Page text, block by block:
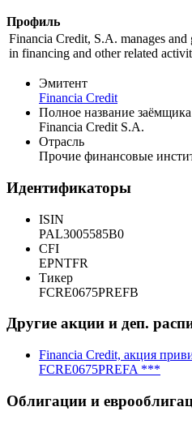
Профиль
Financia Credit, S.A. manages and
in financing and other related
Эмитент
Financia Credit
Полное название
Financia Credit S.A.
Отрасль
Прочие финансовые
Идентификаторы
ISIN
PAL3005585B0
CFI
EPNTFR
Тикер
FCRE0675PREFB
Другие акции и деп.
Financia Credit, акция
FCRE0675PREFA ***
Облигации и